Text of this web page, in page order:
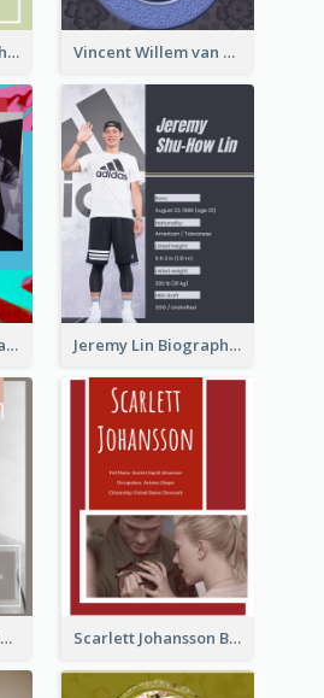
Gene Baur Biography Vincent Willem van Gogh Biography2
Andy Warhol Biography Jeremy Lin Biography
Tippi Hedren Biography Scarlett Johansson Biography